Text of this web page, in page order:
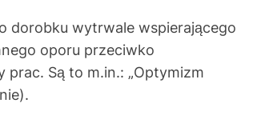
dorobku wytrwale wspierającego
oporu przeciwko
Są to m.in.: „Optymizm